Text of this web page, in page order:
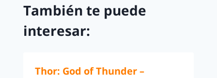
También te puede
interesar:
Thor: God of Thunder –